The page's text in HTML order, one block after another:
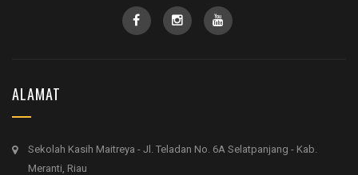
ALAMAT
Sekolah Kasih Maitreya - Jl. Teladan No. 6A Selatpanjang - Kab.
Meranti, Riau